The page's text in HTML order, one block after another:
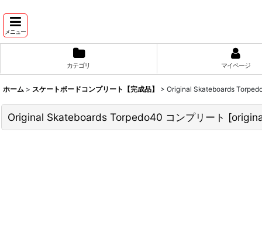
メニュー
カテゴリ マイページ
ホーム > スケートボードコンプリート【完成品】 > Original Skateboards
Original Skateboards Torpedo40 コンプリート [